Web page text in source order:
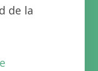
de la